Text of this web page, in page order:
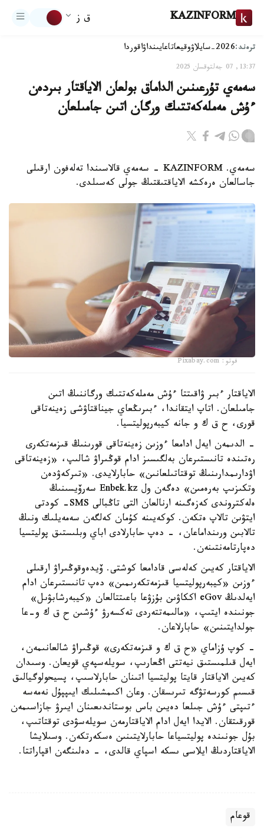
KAZINFORM ق ز
ترەند:2026-سايلاۋ وقيعاتاعايىنداۋاقوردا
13:37, 07 جەلتوقسان 2025
سەمەي تۇرعىنىن الداماق بولعان الاياقتار بىردەن
ءۇش مەملەكەتتىك ورگان اتىن جامىلعان
سەمەي. KAZINFORM - سەمەي قالاسىندا تەلەفون ارقىلى
جاسالعان ەرەكشە الاياقتىقتىڭ جولى كەسىلدى.
فوتو: Pixabay.com
الاياقتار ءبىر ۋاقىتتا ءۇش مەملەكەتتىك ورگاننىڭ اتىن
جامىلعان. اتاپ ايتقاندا، ءبىرىڭعاي جيناقتاۋشى زەينەتاقى
قورى، ح ق ك و جانە كيبەرپوليتسيا.
- الدىمەن ايەل ادامعا ءوزىن زەينەتاقى قورىنىڭ قىزمەتكەرى
رەتىندە تانىستىرعان بەلگىسىز ادام قوڭىراۋ شالىپ، «زەينەتاقى
اۋدارىمدارىنىڭ توقتاتىلعانىن» حابارلايدى. «تىركەۋدەن
وتكىزىپ بەرەمىن» دەگەن ول Enbek.kz سەرۆيسىنىڭ
ەلەكتروندى كەزەگىنە ارنالعان التى تاڭبالى SMS- كودتى
ايتۋىن تالاپ ەتكەن. كوكەيىنە كۇمان كەلگەن سەمەيلىك ونىڭ
تالابىن ورىنداماعان، - دەپ حابارلادى اباي وبلىستىق پوليتسيا
دەپارتامەنتىنەن.
الاياقتار كەيىن كەلەسى قادامعا كوشتى. ۆيدەوقوڭىراۋ ارقىلى
ءوزىن «كيبەرپوليتسيا قىزمەتكەرىمىن» دەپ تانىستىرعان ادام
ايەلدىڭ eGov اككاۋىن بۇزۋعا باعىتتالعان «كيبەرشابۋىل»
جونىندە ايتىپ، «مالىمەتتەردى تەكسەرۋ ءۇشىن ح ق ك و-عا
جولدايتىنىن» حابارلاعان.
- كوپ ۇزاماي «ح ق ك و قىزمەتكەرى» قوڭىراۋ شالعانىمەن،
ايەل قىلمىستىق نيەتتى اڭعارىپ، سويلەسپەي قويعان. وسىدان
كەيىن الاياقتار قايتا پوليتسيا اتىنان حابارلاسىپ، پسيحولوگيالىق
قىسىم كورسەتۋگە تىرىسقان. وعان اكىمشىلىك ايىپپۇل نەمەسە
ءتىپتى ءۇش جىلعا دەيىن باس بوستاندىعىنان ايىرۋ جازاسىمەن
قورقىتقان. الايدا ايەل ادام الاياقتارمەن سويلەسۋدى توقتاتىپ،
بۇل جونىندە پوليتسياعا حابارلايتىنىن ەسكەرتكەن. وسىلايشا
الاياقتاردىڭ ايلاسى ىسكە اسپاي قالدى، - دەلىنگەن اقپاراتتا.
قوعام